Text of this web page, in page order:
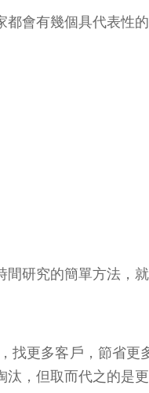
會有幾個具代表性
研究的簡單方法，
更多客戶，節省
，但取而代之的是更